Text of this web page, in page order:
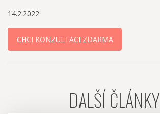
14.2.2022
CHCI KONZULTACI ZDARMA
DALŠÍ ČLÁNKY